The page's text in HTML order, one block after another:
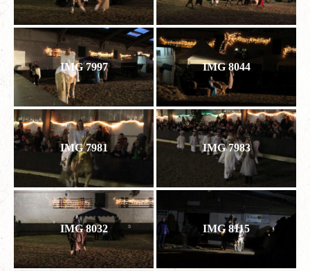
IMG 7997 IMG 8044
IMG 7981 IMG 7983
IMG 8032 IMG 8115